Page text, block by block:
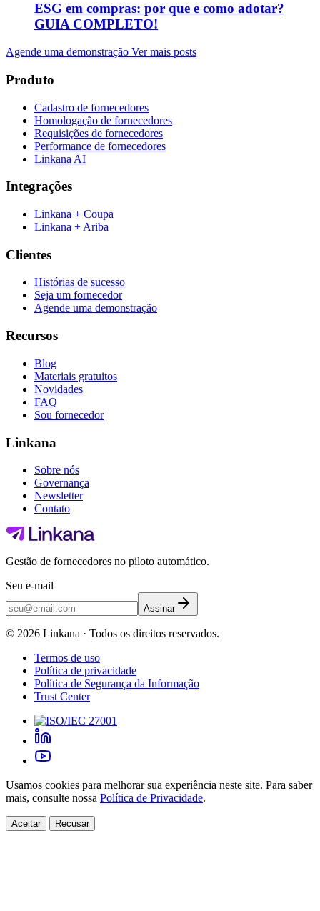
ESG em compras: por que e como adotar?
GUIA COMPLETO!
Agende uma demonstração Ver mais posts
Produto
Cadastro de fornecedores
Homologação de fornecedores
Requisições de fornecedores
Performance de fornecedores
Linkana AI
Integrações
Linkana + Coupa
Linkana + Ariba
Clientes
Histórias de sucesso
Seja um fornecedor
Agende uma demonstração
Recursos
Blog
Materiais gratuitos
Novidades
FAQ
Sou fornecedor
Linkana
Sobre nós
Governança
Newsletter
Contato
Gestão de fornecedores no piloto automático.
Seu e-mail
Assinar
© 2026 Linkana · Todos os direitos reservados.
Termos de uso
Política de privacidade
Política de Segurança da Informação
Trust Center
Usamos cookies para melhorar sua experiência neste site. Para saber
mais, consulte nossa Política de Privacidade.
Aceitar Recusar